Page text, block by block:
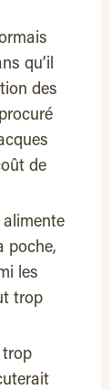
qu’il
des
de
alimente
poche,
les
trop
trop